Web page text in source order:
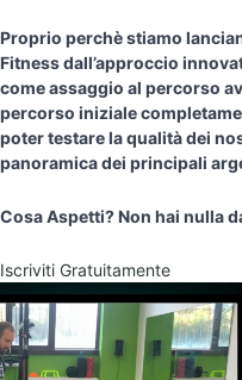
Proprio perchè stiamo
Fitness dall’approccio
come assaggio al percorso
percorso iniziale
poter testare la qualità dei
panoramica dei principali
Cosa Aspetti? Non hai nulla
Iscriviti Gratuitamente
Video
Player